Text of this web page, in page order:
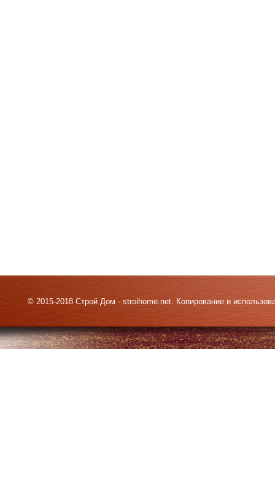
© 2015-2018 Строй Дом - stroihome.net. Копирование и